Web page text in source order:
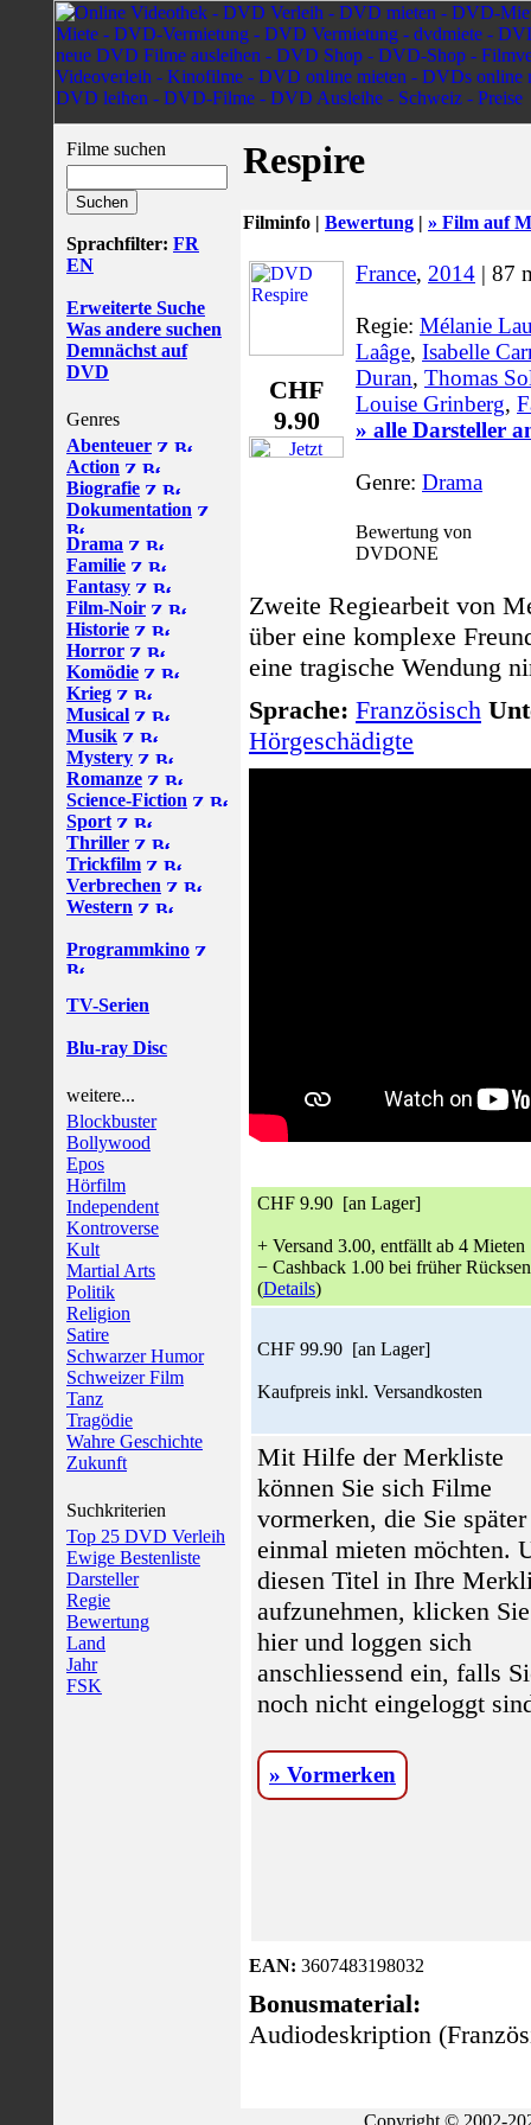
Filme suchen
Sprachfilter: FR
EN
Erweiterte Suche
Was andere suchen
Demnächst auf
DVD
Genres
Abenteuer
Action
Biografie
Dokumentation
Drama
Familie
Fantasy
Film-Noir
Historie
Horror
Komödie
Krieg
Musical
Musik
Mystery
Romanze
Science-Fiction
Sport
Thriller
Trickfilm
Verbrechen
Western
Programmkino
TV-Serien
Blu-ray Disc
weitere...
Blockbuster
Bollywood
Epos
Hörfilm
Independent
Kontroverse
Kult
Martial Arts
Politik
Religion
Satire
Schwarzer Humor
Schweizer Film
Tanz
Tragödie
Wahre Geschichte
Zukunft
Suchkriterien
Top 25 DVD Verleih
Ewige Bestenliste
Darsteller
Regie
Bewertung
Land
Jahr
FSK
Respire
Filminfo | Bewertung | » Film auf
CHF
9.90
France, 2014 | 87
Regie: Mélanie
Laâge, Isabelle
Duran, Thomas
Louise Grinberg,
» alle Darsteller
Genre: Drama
Bewertung von
DVDONE
Zweite Regiearbeit von
über eine komplexe
eine tragische Wendung
Sprache: Französisch
Hörgeschädigte
CHF 9.90 [an Lager]
+ Versand 3.00, entfällt ab 4 Mieten
− Cashback 1.00 bei früher
(Details)
CHF 99.90 [an Lager]
Kaufpreis inkl. Versandkosten
Mit Hilfe der Merkliste
können Sie sich Filme
vormerken, die Sie später
einmal mieten möchten.
diesen Titel in Ihre
aufzunehmen, klicken Sie
hier und loggen sich
anschliessend ein, falls
noch nicht eingeloggt
» Vormerken
EAN: 3607483198032
Bonusmaterial:
Audiodeskription
Copyright © 2002-